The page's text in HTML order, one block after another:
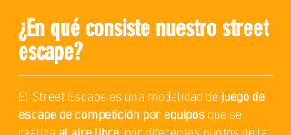
¿En qué consiste nuestro street
escape?
El Street Escape es una modalidad de juego de
escape de competición por equiposque se